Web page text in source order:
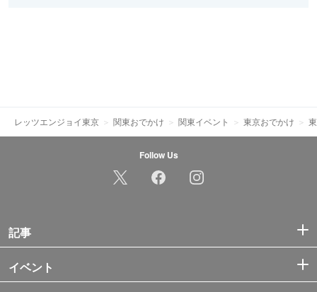
レッツエンジョイ東京 関東おでかけ 関東イベント 東京おでかけ
Follow Us
記事
イベント